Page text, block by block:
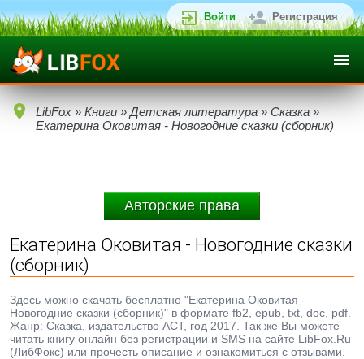
Войти Регистрация
LibFox » Книги » Детская литература » Сказка »
Екатерина Оковитая - Новогодние сказки (сборник)
Авторские права
Екатерина Оковитая - Новогодние сказки
(сборник)
Здесь можно скачать бесплатно "Екатерина Оковитая -
Новогодние сказки (сборник)" в формате fb2, epub, txt, doc, pdf.
Жанр: Сказка, издательство АСТ, год 2017. Так же Вы можете
читать книгу онлайн без регистрации и SMS на сайте LibFox.Ru
(ЛибФокс) или прочесть описание и ознакомиться с отзывами.